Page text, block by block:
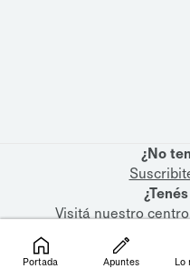
¿No
Visitá nuestro
Portada Apuntes Lo